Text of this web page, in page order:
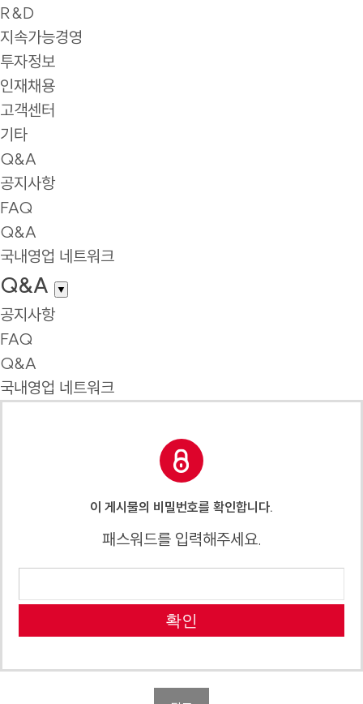
R&D
지속가능경영
투자정보
인재채용
고객센터
기타
Q&A
공지사항
FAQ
Q&A
국내영업 네트워크
Q&A ▼
공지사항
FAQ
Q&A
국내영업 네트워크
이 게시물의 비밀번호를 확인합니다.
패스워드를 입력해주세요.
확인